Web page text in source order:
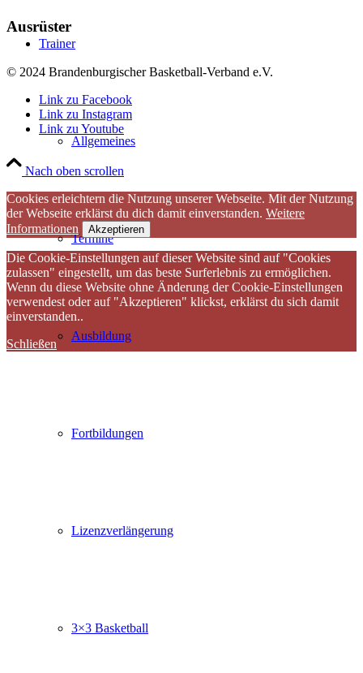
Trainer
Allgemeines
Termine
Ausbildung
Fortbildungen
Lizenzverlängerung
3×3 Basketball
Ausrüster
© 2024 Brandenburgischer Basketball-Verband e.V.
Link zu Facebook
Link zu Instagram
Link zu Youtube
Nach oben scrollen
Cookies erleichtern die Nutzung unserer Webseite. Mit der Nutzung
der Webseite erklärst du dich damit einverstanden. Weitere
Informationen
Akzeptieren
Die Cookie-Einstellungen auf dieser Website sind auf "Cookies
zulassen" eingestellt, um das beste Surferlebnis zu ermöglichen.
Wenn du diese Website ohne Änderung der Cookie-Einstellungen
verwendest oder auf "Akzeptieren" klickst, erklärst du sich damit
einverstanden..
Schließen